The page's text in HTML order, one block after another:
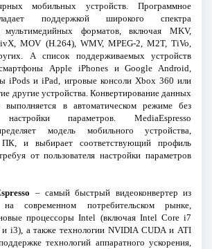
мобильных устройств. Программное
поддержкой широкого спектра
мультимедийных форматов, включая MKV,
MOV (H.264), WMV, MPEG-2, M2T, TiVo,
А список поддерживаемых устройств
Apple iPhones и Google Android,
iPods и iPad, игровые консоли Xbox 360 или
другие устройства. Конвертирование данных
в автоматическом режиме без
настройки параметров. MediaEspresso
модель мобильного устройства,
и выбирает соответствующий профиль
от пользователя настройки параметров
– самый быстрый видеоконвертер из
современном потребительском рынке,
процессоры Intel (включая Intel Core i7
i3), а также технологии NVIDIA CUDA и ATI
технологий аппаратного ускорения,